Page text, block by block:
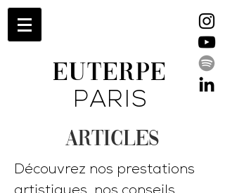
EUTERPE
PARIS
ARTICLES
Découvrez nos prestations